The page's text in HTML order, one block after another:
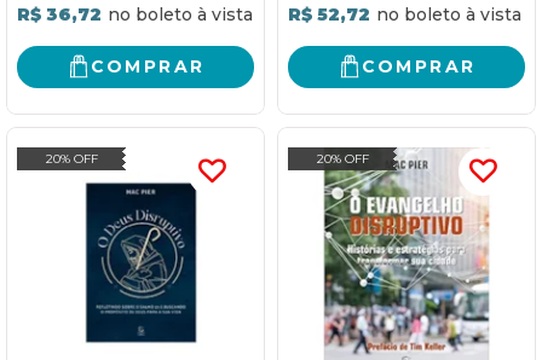
R$ 36,72
COMPRAR
R$ 52,72
COMPRAR
20% OFF 20% OFF